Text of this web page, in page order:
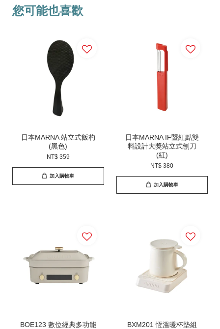
您可能也喜歡
日本MARNA 站立式飯杓
(黑色)
NT$ 359
加入購物車
日本MARNA IF暨紅點雙
料設計大獎站立式刨刀
(紅)
NT$ 380
加入購物車
BOE123 數位經典多功能
BXM201 恆溫暖杯墊組